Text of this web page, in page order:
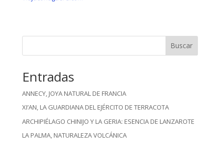
Buscar
Entradas
ANNECY, JOYA NATURAL DE FRANCIA
XI’AN, LA GUARDIANA DEL EJÉRCITO DE TERRACOTA
ARCHIPIÉLAGO CHINIJO Y LA GERIA: ESENCIA DE LANZAROTE
LA PALMA, NATURALEZA VOLCÁNICA